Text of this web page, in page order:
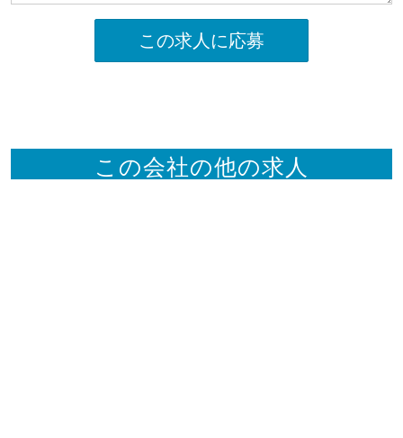
この求人に応募
この会社の他の求人